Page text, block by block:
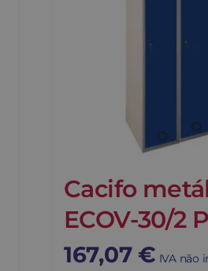
Cacifo
ECOV-30/2
167,07 € IVA não